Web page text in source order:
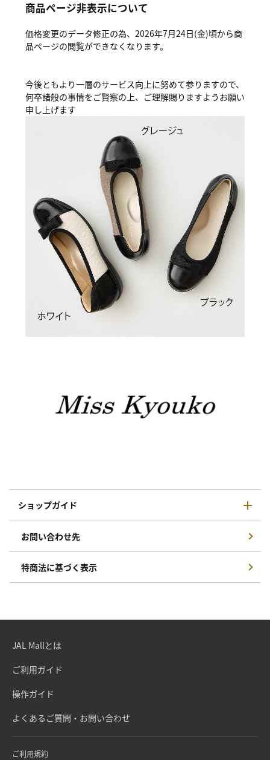
商品ページ非表示について
価格変更のデータ修正の為、2026年7月24日(金)頃から商
品ページの閲覧ができなくなります。
今後ともより一層のサービス向上に努めて参りますので、
何卒諸般の事情をご賢察の上、ご理解賜りますようお願い
申し上げます
ショップガイド
お問い合わせ先
特商法に基づく表示
JAL Mallとは
ご利用ガイド
操作ガイド
よくあるご質問・お問い合わせ
ご利用規約